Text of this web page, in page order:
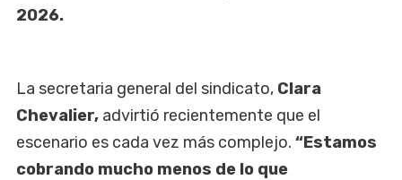
2026.
La secretaria general del sindicato, Clara
Chevalier, advirtió recientemente que el
escenario es cada vez más complejo. “Estamos
cobrando mucho menos de lo que